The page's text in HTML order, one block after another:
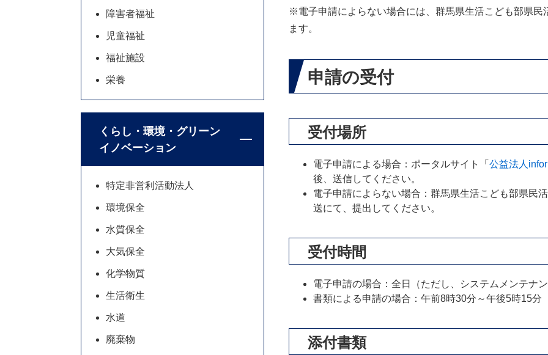
※電子申請によらない場合には、群馬県生活こども部県
ます。
申請の受付
受付場所
電子申請による場合：ポータルサイト「 公益法人
後、送信してください。
電子申請によらない場合：群馬県生活こども部県民
送にて、提出してください。
受付時間
電子申請の場合：全日（ただし、システムメンテナ
書類による申請の場合：午前8時30分～午後5時15分
添付書類
障害者福祉
児童福祉
福祉施設
栄養
くらし・環境・グリーン
イノベーション
特定非営利活動法人
環境保全
水質保全
大気保全
化学物質
生活衛生
水道
廃棄物